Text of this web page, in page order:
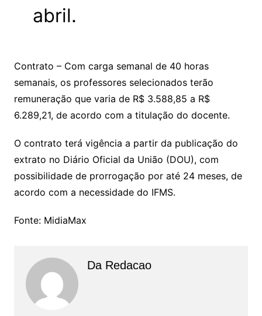
abril.
Contrato – Com carga semanal de 40 horas
semanais, os professores selecionados terão
remuneração que varia de R$ 3.588,85 a R$
6.289,21, de acordo com a titulação do docente.
O contrato terá vigência a partir da publicação do
extrato no Diário Oficial da União (DOU), com
possibilidade de prorrogação por até 24 meses, de
acordo com a necessidade do IFMS.
Fonte: MidiaMax
Da Redacao